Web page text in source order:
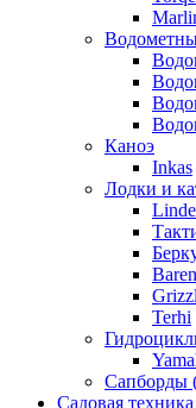
Каноэ
Inkas
Лодки и
Terhi
Сапборды
Садовая техника